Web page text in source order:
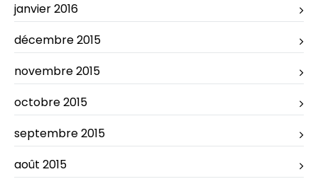
janvier 2016
décembre 2015
novembre 2015
octobre 2015
septembre 2015
août 2015